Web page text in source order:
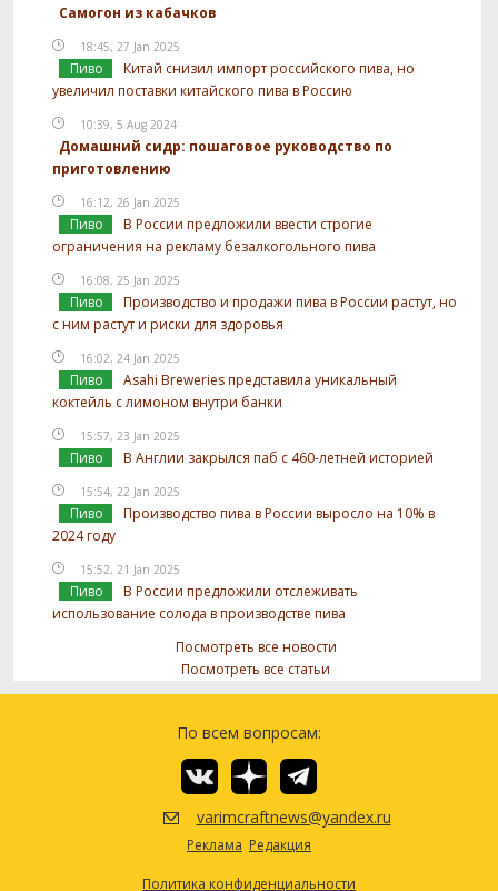
Самогон из кабачков
18:45, 27 Jan 2025
Пиво
Китай снизил импорт российского пива, но
увеличил поставки китайского пива в Россию
10:39, 5 Aug 2024
Домашний сидр: пошаговое руководство по
приготовлению
16:12, 26 Jan 2025
Пиво
В России предложили ввести строгие
ограничения на рекламу безалкогольного пива
16:08, 25 Jan 2025
Пиво
Производство и продажи пива в России растут, но
с ним растут и риски для здоровья
16:02, 24 Jan 2025
Пиво
Asahi Breweries представила уникальный
коктейль с лимоном внутри банки
15:57, 23 Jan 2025
Пиво В Англии закрылся паб с 460-летней историей
15:54, 22 Jan 2025
Пиво
Производство пива в России выросло на 10% в
2024 году
15:52, 21 Jan 2025
Пиво
В России предложили отслеживать
использование солода в производстве пива
Посмотреть все новости
Посмотреть все статьи
По всем вопросам:
varimcraftnews@yandex.ru
Реклама Редакция
Политика конфиденциальности